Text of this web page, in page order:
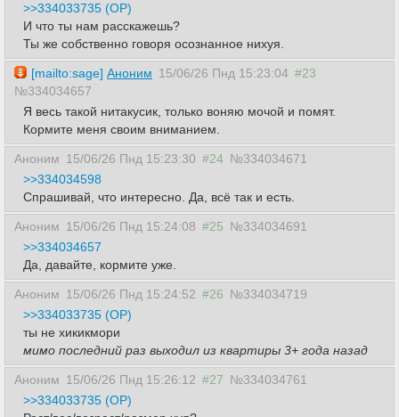
>>334033735 (OP)
И что ты нам расскажешь?
Ты же собственно говоря осознанное нихуя.
[mailto:sage] Аноним 15/06/26 Пнд 15:23:04 #23
№334034657
Я весь такой нитакусик, только воняю мочой и помят.
Кормите меня своим вниманием.
Аноним 15/06/26 Пнд 15:23:30 #24 №334034671
>>334034598
Спрашивай, что интересно. Да, всё так и есть.
Аноним 15/06/26 Пнд 15:24:08 #25 №334034691
>>334034657
Да, давайте, кормите уже.
Аноним 15/06/26 Пнд 15:24:52 #26 №334034719
>>334033735 (OP)
ты не хикикмори
мимо последний раз выходил из квартиры 3+ года назад
Аноним 15/06/26 Пнд 15:26:12 #27 №334034761
>>334033735 (OP)